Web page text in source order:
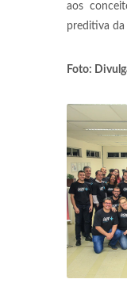
aos
preditiva da
Foto: